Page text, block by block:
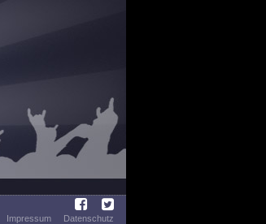
Impressum
Datenschutz